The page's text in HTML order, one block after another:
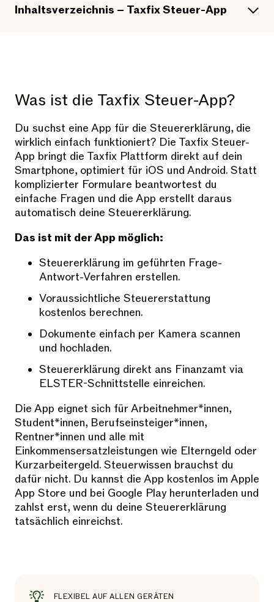
Inhaltsverzeichnis – Taxfix Steuer-App
Was ist die Taxfix Steuer-App?
Du suchst eine App für die Steuererklärung, die
wirklich einfach funktioniert? Die Taxfix Steuer-
App bringt die Taxfix Plattform direkt auf dein
Smartphone, optimiert für iOS und Android. Statt
komplizierter Formulare beantwortest du
einfache Fragen und die App erstellt daraus
automatisch deine Steuererklärung.
Das ist mit der App möglich:
Steuererklärung im geführten Frage-
Antwort-Verfahren erstellen.
Voraussichtliche Steuererstattung
kostenlos berechnen.
Dokumente einfach per Kamera scannen
und hochladen.
Steuererklärung direkt ans Finanzamt via
ELSTER-Schnittstelle einreichen.
Die App eignet sich für Arbeitnehmer*innen,
Student*innen, Berufseinsteiger*innen,
Rentner*innen und alle mit
Einkommensersatzleistungen wie Elterngeld oder
Kurzarbeitergeld. Steuerwissen brauchst du
dafür nicht. Du kannst die App kostenlos im Apple
App Store und bei Google Play herunterladen und
zahlst erst, wenn du deine Steuererklärung
tatsächlich einreichst.
FLEXIBEL AUF ALLEN GERÄTEN